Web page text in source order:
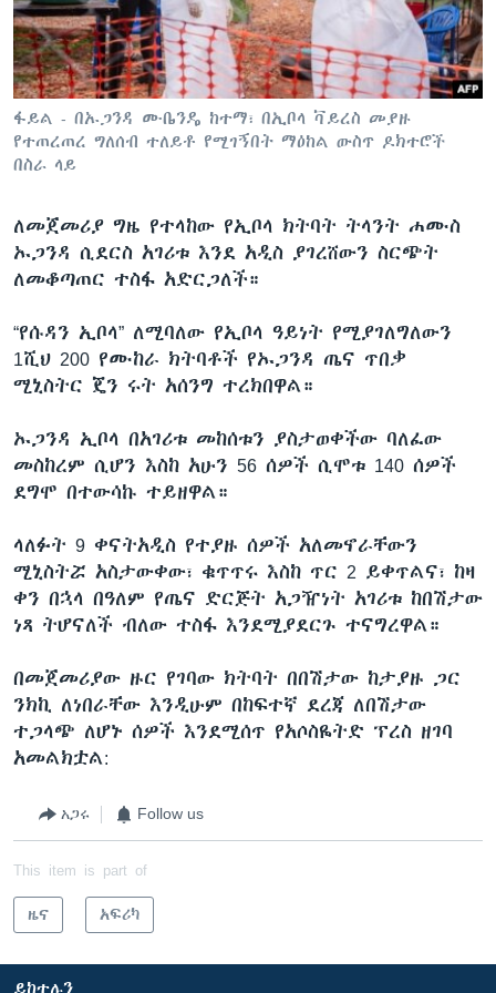
ቋንቋዎች
ፋይል - በኡጋንዳ ሙቤንዴ ከተማ፣ በኢቦላ ቫይረስ መያዙ
የተጠረጠረ ግለሰብ ተለይቶ የሚገኝበት ማዕከል ውስጥ ዶክተሮች
በስራ ላይ
ለመጀመሪያ ግዜ የተላከው የኢቦላ ክትባት ትላንት ሐሙስ
ኡጋንዳ ሲደርስ አገሪቱ እንደ አዲስ ያገረሸውን ስርጭት
ለመቆጣጠር ተስፋ አድርጋለች።
“የሱዳን ኢቦላ” ለሚባለው የኢቦላ ዓይነት የሚያገለግለውን
1ሺህ 200 የሙከራ ክትባቶች የኡጋንዳ ጤና ጥበቃ
ሚኒስትር ጄን ሩት አሰንግ ተረክበዋል።
ኡጋንዳ ኢቦላ በአገሪቱ መከሰቱን ያስታወቀችው ባለፈው
መስከረም ሲሆን እስከ አሁን 56 ሰዎች ሲሞቱ 140 ሰዎች
ደግሞ በተውሳኩ ተይዘዋል።
ላለፉት 9 ቀናትአዲስ የተያዙ ሰዎች አለመኖራቸውን
ሚኒስትሯ አስታውቀው፣ ቁጥጥሩ እስከ ጥር 2 ይቀጥልና፣ ከዛ
ቀን በኋላ በዓለም የጤና ድርጅት አጋዥነት አገሪቱ ከበሽታው
ነጻ ትሆናለች ብለው ተስፋ እንደሚያደርጉ ተናግረዋል።
በመጀመሪያው ዙር የገባው ክትባት በበሽታው ከታያዙ ጋር
ንክኪ ለነበራቸው እንዲሁም በከፍተኛ ደረጃ ለበሽታው
ተጋላጭ ለሆኑ ሰዎች እንደሚሰጥ የአሶስዬትድ ፕረስ ዘገባ
አመልክቷል:
አጋሩ Follow us
This item is part of
ዜና አፍሪካ
ይከተሉን